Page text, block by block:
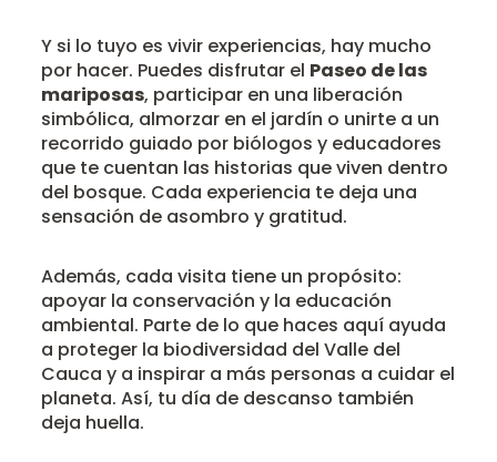
Y si lo tuyo es vivir experiencias, hay mucho
por hacer. Puedes disfrutar el Paseo de las
mariposas, participar en una liberación
simbólica, almorzar en el jardín o unirte a un
recorrido guiado por biólogos y educadores
que te cuentan las historias que viven dentro
del bosque. Cada experiencia te deja una
sensación de asombro y gratitud.
Además, cada visita tiene un propósito:
apoyar la conservación y la educación
ambiental. Parte de lo que haces aquí ayuda
a proteger la biodiversidad del Valle del
Cauca y a inspirar a más personas a cuidar el
planeta. Así, tu día de descanso también
deja huella.